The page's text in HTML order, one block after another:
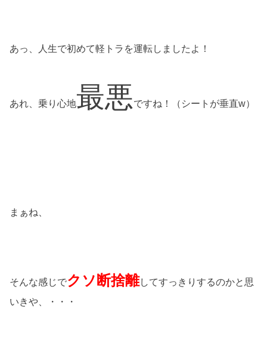
あっ、人生で初めて軽トラを運転しましたよ！
あれ、乗り心地最悪ですね！（シートが垂直w）
まぁね、
そんな感じでクソ断捨離してすっきりするのかと思
いきや、・・・